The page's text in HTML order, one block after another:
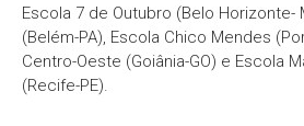
Escola 7 de Outubro (Belo Horizonte-
(Belém-PA), Escola Chico Mendes
Centro-Oeste (Goiânia-GO) e Escola
(Recife-PE).